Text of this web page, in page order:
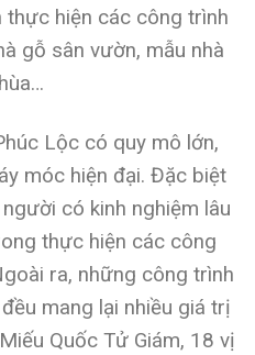
thực hiện các công trình
gỗ sân vườn, mẫu nhà
Lộc có quy mô lớn,
móc hiện đại. Đặc biệt
có kinh nghiệm lâu
thực hiện các công
ra, những công trình
mang lại nhiều giá trị
Quốc Tử Giám, 18 vị